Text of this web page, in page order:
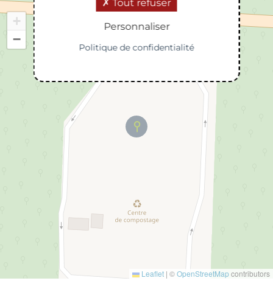
+
−
Leaflet | ©OpenStreetMapcontributors
Tout refuser
Personnaliser
Politique de confidentialité